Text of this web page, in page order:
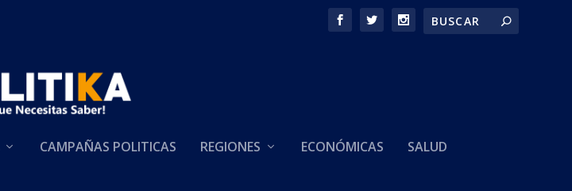
CAMPAÑAS POLITICAS REGIONES ECONÓMICAS SALUD